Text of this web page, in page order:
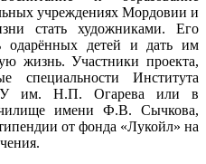
учреждениях Мордовии и
стать художниками. Его
одарённых детей и дать им
жизнь. Участники проекта,
специальности Института
им. Н.П. Огарева или в
имени Ф.В. Сычкова,
от фонда «Лукойл» на